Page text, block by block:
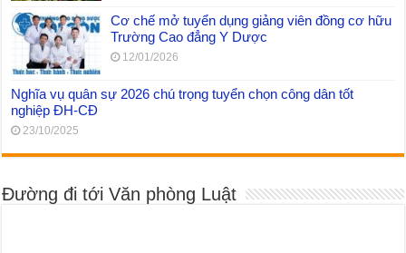
Cơ chế mở tuyển dụng giảng viên đồng cơ hữu
Trường Cao đẳng Y Dược
12/01/2026
Nghĩa vụ quân sự 2026 chú trọng tuyển chọn công dân tốt
nghiệp ĐH-CĐ
23/10/2025
Đường đi tới Văn phòng Luật